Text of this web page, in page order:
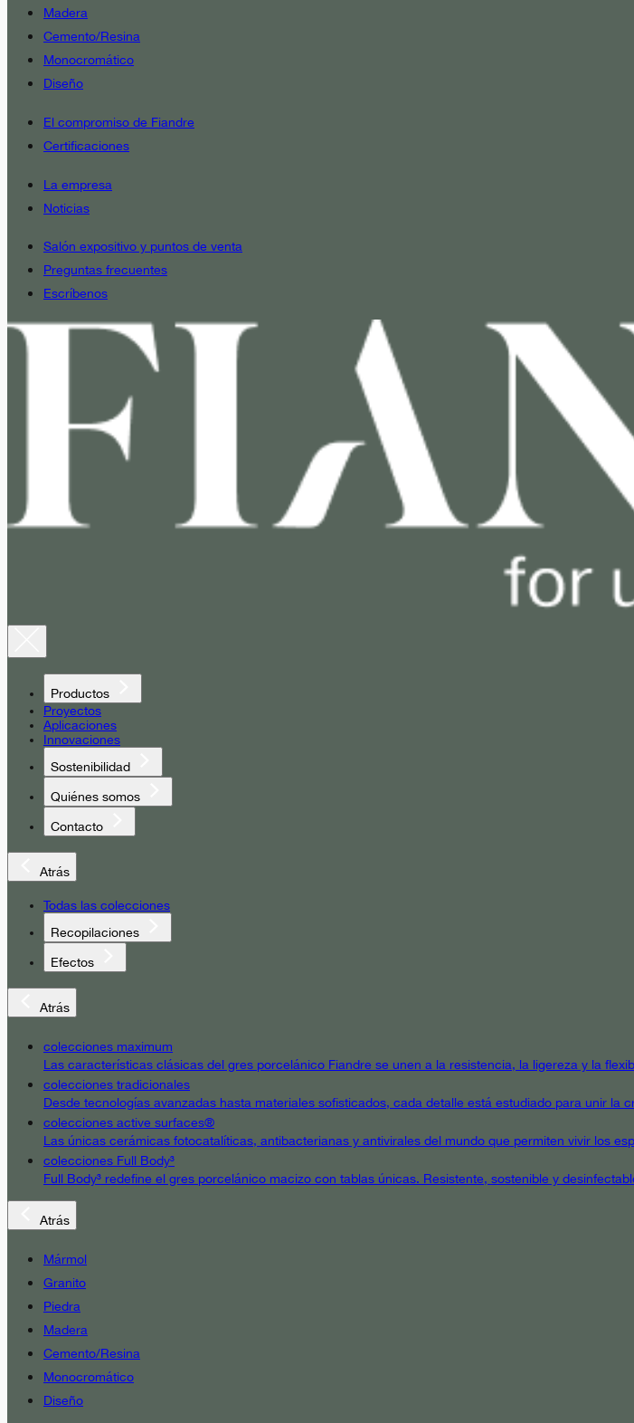
Madera
Cemento/Resina
Monocromático
Diseño
El compromiso de Fiandre
Certificaciones
La empresa
Noticias
Salón expositivo y puntos de venta
Preguntas frecuentes
Escríbenos
Productos
Proyectos
Aplicaciones
Innovaciones
Sostenibilidad
Quiénes somos
Contacto
Atrás
Todas las colecciones
Recopilaciones
Efectos
Atrás
colecciones maximum
Las características clásicas del gres porcelánico Fiandre se unen a la resistencia, la ligereza y la
colecciones tradicionales
Desde tecnologías avanzadas hasta materiales sofisticados, cada detalle está estudiado para unir la
colecciones active surfaces®
Las únicas cerámicas fotocatalíticas, antibacterianas y antivirales del mundo que permiten vivir los
colecciones Full Body³
Full Body³ redefine el gres porcelánico macizo con tablas únicas. Resistente, sostenible y
Atrás
Mármol
Granito
Piedra
Madera
Cemento/Resina
Monocromático
Diseño